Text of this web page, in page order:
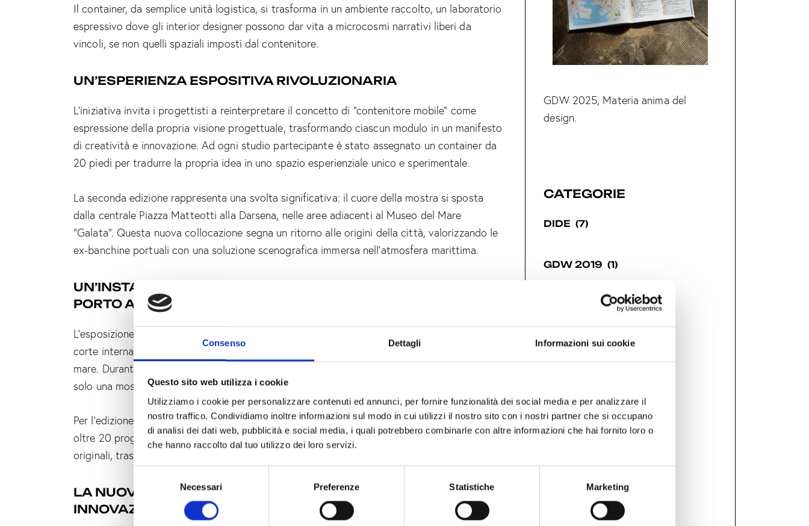
Consenso Dettagli Informazioni sui cookie
Questo sito web utilizza i cookie
Utilizziamo i cookie per personalizzare contenuti ed annunci, per fornire funzionalità dei social media e per analizzare il
nostro traffico. Condividiamo inoltre informazioni sul modo in cui utilizzi il nostro sito con i nostri partner che si occupano
di analisi dei dati web, pubblicità e social media, i quali potrebbero combinarle con altre informazioni che hai fornito loro o
che hanno raccolto dal tuo utilizzo dei loro servizi.
e
Necessari Preferenze Statistiche Marketing
Il container, da semplice unità logistica, si trasforma in un ambiente raccolto, un laboratorio
espressivo dove gli interior designer possono dar vita a microcosmi narrativi liberi da
vincoli, se non quelli spaziali imposti dal contenitore.
UN’ESPERIENZA ESPOSITIVA RIVOLUZIONARIA
L’iniziativa invita i progettisti a reinterpretare il concetto di “contenitore mobile” come
espressione della propria visione progettuale, trasformando ciascun modulo in un manifesto
di creatività e innovazione. Ad ogni studio partecipante è stato assegnato un container da
20 piedi per tradurre la propria idea in uno spazio esperienziale unico e sperimentale.
La seconda edizione rappresenta una svolta significativa: il cuore della mostra si sposta
dalla centrale Piazza Matteotti alla Darsena, nelle aree adiacenti al Museo del Mare
“Galata”. Questa nuova collocazione segna un ritorno alle origini della città, valorizzando le
ex-banchine portuali con una soluzione scenografica immersa nell’atmosfera marittima.
UN’INSTALLAZIONE A CIELO APERTO NELLA CORNICE DEL
PORTO ANTICO
L’esposizione si basa sulla decontestualizzazione del container, collocato all’interno della
corte interna del Museo Galata, accessibile attraverso un suggestivo percorso di fronte al
mare. Durante la Genova Design Week, questa installazione a cielo aperto diventerà non
solo una mostra collettiva, ma anche un luogo di riflessione, incontro e sperimentazione.
Per l’edizione “CONTAINER 02”, sotto la curatela di Simona Finessi, sono state selezionate
oltre 20 progettiste che, singolarmente o in gruppo, daranno vita a 13 interpretazioni
originali, trasformando l’area espositiva in un affascinante racconto di design.
LA NUOVA LOCATION: UN LUOGO ICONICO TRA STORIA E
INNOVAZIONE
GDW 2025, Materia anima del
design.
CATEGORIE
DIDE (7)
GDW 2019 (1)
GDW 2021 (6)
GDW 2022 (7)
GDW 2024 (12)
GDW 2025 (21)
GDW 2026 (11)